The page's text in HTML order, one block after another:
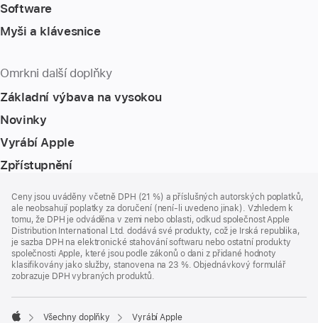
Software
Myši a klávesnice
Omrkni další doplňky
Základní výbava na vysokou
Novinky
Vyrábí Apple
Zpřístupnění
Ceny jsou uváděny včetně DPH (21 %) a příslušných autorských poplatků,
ale neobsahují poplatky za doručení (není-li uvedeno jinak). Vzhledem k
tomu, že DPH je odváděna v zemi nebo oblasti, odkud společnost Apple
Distribution International Ltd. dodává své produkty, což je Irská republika,
je sazba DPH na elektronické stahování softwaru nebo ostatní produkty
společnosti Apple, které jsou podle zákonů o dani z přidané hodnoty
klasifikovány jako služby, stanovena na 23 %. Objednávkový formulář
zobrazuje DPH vybraných produktů.
Všechny doplňky Vyrábí Apple